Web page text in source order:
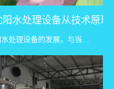
设备安装优势
阳水处理设备从技术原
沈阳水处理设备的发展，与当地工业升级和环保需求密切相关。无论...